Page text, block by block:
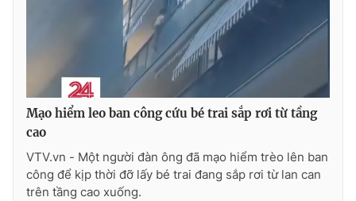
Mạo hiểm leo ban công cứu bé trai sắp rơi từ tầng
cao
VTV.vn - Một người đàn ông đã mạo hiểm trèo lên ban
công để kịp thời đỡ lấy bé trai đang sắp rơi từ lan can
trên tầng cao xuống.